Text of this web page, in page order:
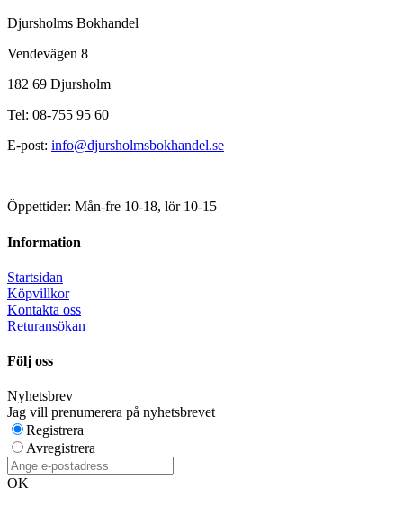
Djursholms Bokhandel
Vendevägen 8
182 69 Djursholm
Tel: 08-755 95 60
E-post: info@djursholmsbokhandel.se
Öppettider: Mån-fre 10-18, lör 10-15
Information
Startsidan
Köpvillkor
Kontakta oss
Returansökan
Följ oss
Nyhetsbrev
Jag vill prenumerera på nyhetsbrevet
Registrera
Avregistrera
OK